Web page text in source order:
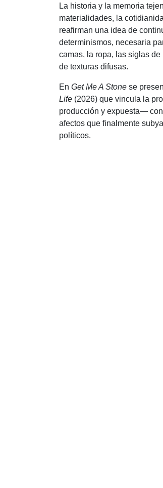
La historia y la memoria
materialidades, la
reafirman una idea de
determinismos, necesaria
camas, la ropa, las siglas
de texturas difusas.
En Get Me A Stone se
Life (2026) que vincula la
producción y expuesta—
afectos que finalmente
políticos.